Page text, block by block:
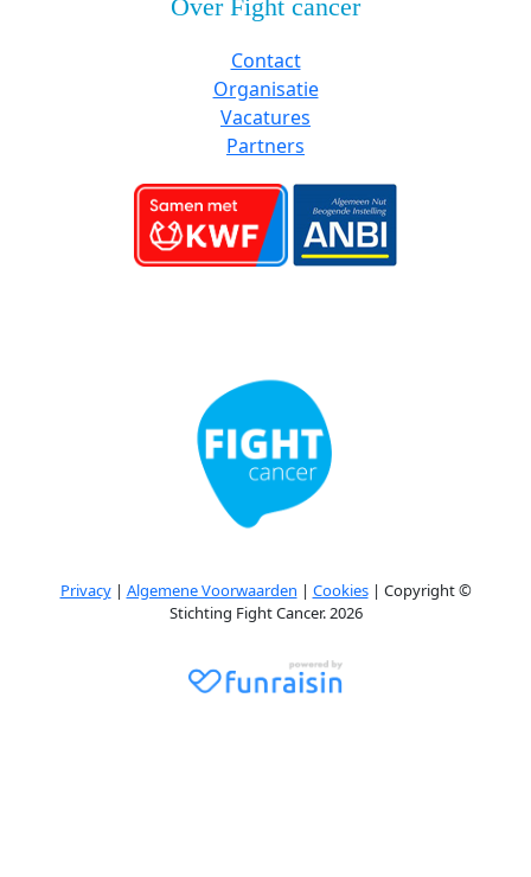
Over Fight cancer
Contact
Organisatie
Vacatures
Partners
Privacy| Algemene Voorwaarden | Cookies| Copyright ©
Stichting Fight Cancer. 2026